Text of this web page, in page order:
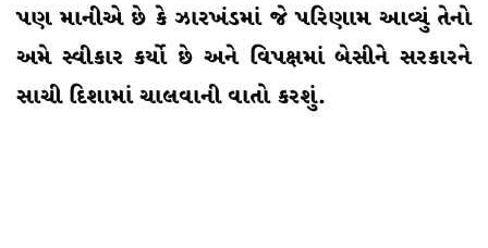
પણ માનીએ છે કે ઝારખંડમાં જે પરિણામ આવ્યું તેનો
અમે સ્વીકાર કર્યો છે અને વિપક્ષમાં બેસીને સરકારને
સાચી દિશામાં ચાલવાની વાતો કરશું.